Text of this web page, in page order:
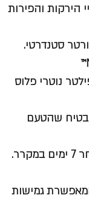
הירקות והפירות
נוטרי פלוס
שהטעם
גמישות